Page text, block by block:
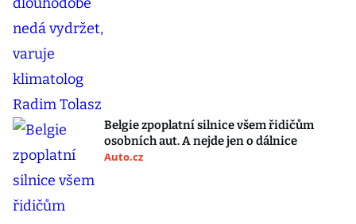
Belgie zpoplatní silnice všem řidičům
osobních aut. A nejde jen o dálnice
Auto.cz